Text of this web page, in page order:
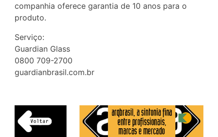
companhia oferece garantia de 10 anos para o
produto.
Serviço:
Guardian Glass
0800 709-2700
guardianbrasil.com.br